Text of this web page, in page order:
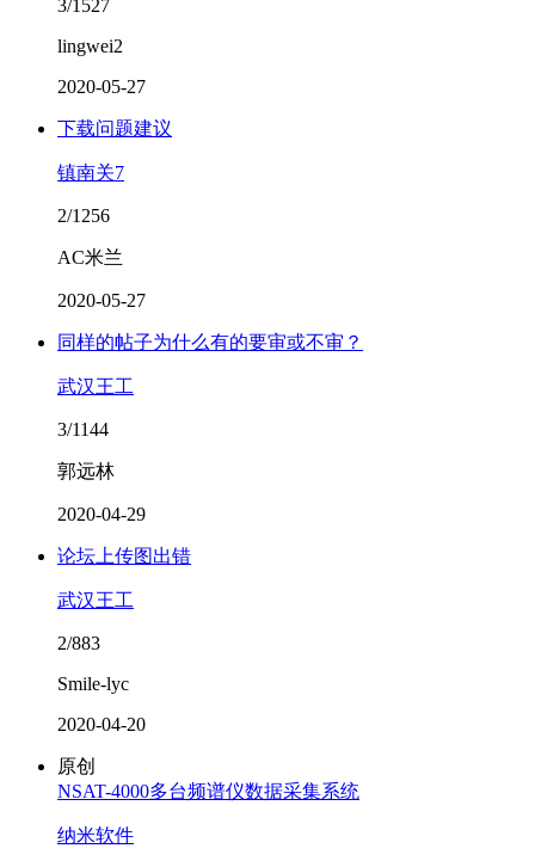
3/1527
lingwei2
2020-05-27
下载问题建议
镇南关7
2/1256
AC米兰
2020-05-27
同样的帖子为什么有的要审或不审？
武汉王工
3/1144
郭远林
2020-04-29
论坛上传图出错
武汉王工
2/883
Smile-lyc
2020-04-20
原创
NSAT-4000多台频谱仪数据采集系统
纳米软件